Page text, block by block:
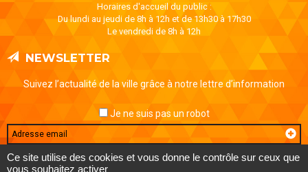
Horaires d'accueil du public :
Du lundi au jeudi de 8h à 12h et de 13h30 à 17h30
Le vendredi de 8h à 12h
NEWSLETTER
Suivez l’actualité de la ville grâce à notre lettre d’information
Je ne suis pas un robot
Email
Ce site utilise des cookies et vous donne le contrôle sur ceux que
vous souhaitez activer